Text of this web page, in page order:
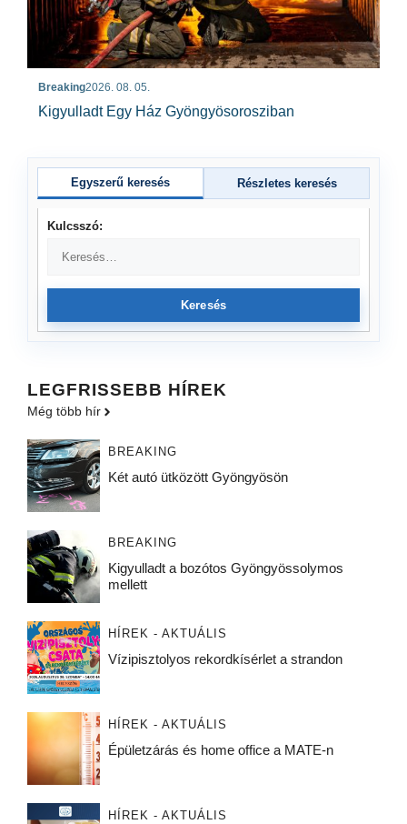
Breaking2026. 08. 05.
Kigyulladt Egy Ház Gyöngyösorosziban
Egyszerű keresés Részletes keresés
Kulcsszó:
Keresés
LEGFRISSEBB HÍREK
Még több hír
BREAKING
Két autó ütközött Gyöngyösön
BREAKING
Kigyulladt a bozótos Gyöngyössolymos
mellett
HÍREK - AKTUÁLIS
Vízipisztolyos rekordkísérlet a strandon
HÍREK - AKTUÁLIS
Épületzárás és home office a MATE-n
HÍREK - AKTUÁLIS